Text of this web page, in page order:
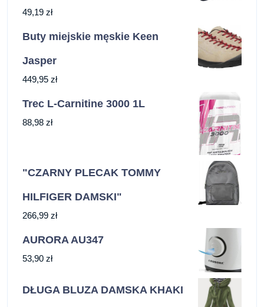
49,19 zł
Buty miejskie męskie Keen
Jasper
449,95 zł
Trec L-Carnitine 3000 1L
88,98 zł
"CZARNY PLECAK TOMMY
HILFIGER DAMSKI"
266,99 zł
AURORA AU347
53,90 zł
DŁUGA BLUZA DAMSKA KHAKI